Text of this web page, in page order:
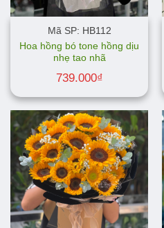
Mã SP: HB112
Hoa hồng bó tone hồng dịu
nhẹ tao nhã
739.000₫